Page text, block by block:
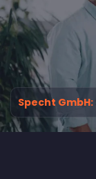
Specht GmbH: